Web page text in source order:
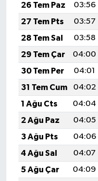
26 Tem Paz
03:56
27 Tem Pts
03:57
28 Tem Sal
03:58
29 Tem Çar
04:00
30 Tem Per
04:01
31 Tem Cum
04:02
1 Ağu Cts
04:04
2 Ağu Paz
04:05
3 Ağu Pts
04:06
4 Ağu Sal
04:07
5 Ağu Çar
04:09